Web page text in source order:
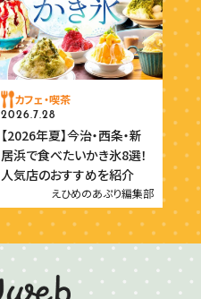
カフェ・喫茶
2026.7.28
【2026年夏】今治・西条・新
居浜で食べたいかき氷8選！
人気店のおすすめを紹介
えひめのあぷり編集部